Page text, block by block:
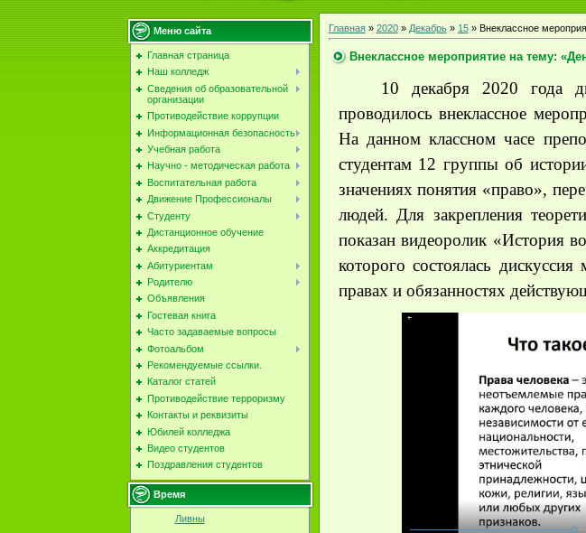
Меню сайта
Главная страница
Наш колледж
Сведения об образовательной
организации
Противодействие коррупции
Информационная безопасность
Учебная работа
Научно - методическая работа
Воспитательная работа
Движение Профессионалы
Студенту
Дистанционное обучение
Аккредитация
Абитуриентам
Родителю
Объявления
Гостевая книга
Часто задаваемые вопросы
Фотоальбом
Рекомендуемые ссылки.
Каталог статей
Противодействие терроризму
Контакты и реквизиты
Юбилей колледжа
Видео студентов
Поздравления студентов
Время
Ливны
Главная» 2020 » Декабрь » 15» Внеклассное
Внеклассное мероприятие на тему:
10 декабря 2020 года
проводилось внеклассное
На данном классном часе
студентам 12 группы об
значениях понятия «право»,
людей. Для закрепления
показан видеоролик «История
которого состоялась
правах и обязанностях